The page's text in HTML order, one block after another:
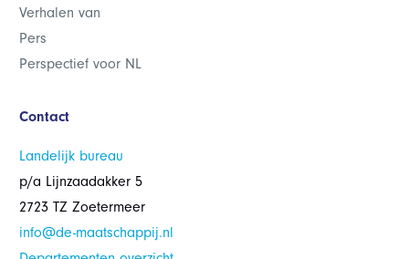
Verhalen van
Pers
Perspectief voor NL
Contact
Landelijk bureau
p/a Lijnzaadakker 5
2723 TZ Zoetermeer
info@de-maatschappij.nl